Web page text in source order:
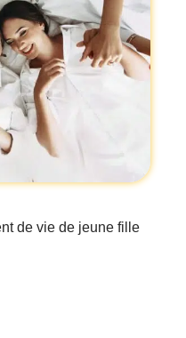
de vie de jeune fille